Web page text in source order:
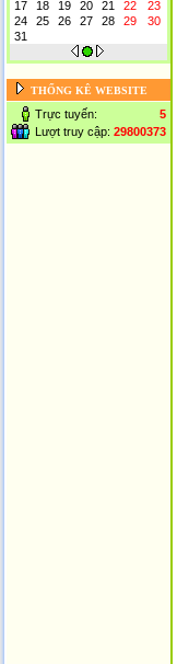
17
18 19 20 21 22
23
24
25 26 27 28 29
30
31
THỐNG KÊ WEBSITE
Trực tuyến:
5
Lượt truy cập: 29800373